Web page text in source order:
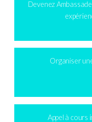
Devenez
Organiser
Appel à cours